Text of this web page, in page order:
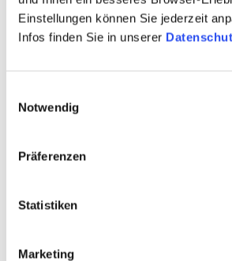
Einstellungen können Sie jederzeit
Infos finden Sie in unserer
Notwendig
Präferenzen
Statistiken
Marketing
WEITERE TERMINE
Weitere Veranstaltungen